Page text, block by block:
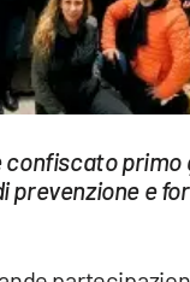
confiscato primo
prevenzione e